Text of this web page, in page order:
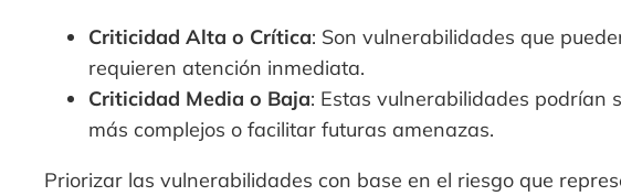
Criticidad Alta o Crítica: Son vulnerabilidades que
requieren atención inmediata.
Criticidad Media o Baja: Estas vulnerabilidades podrían
más complejos o facilitar futuras amenazas.
Priorizar las vulnerabilidades con base en el riesgo que